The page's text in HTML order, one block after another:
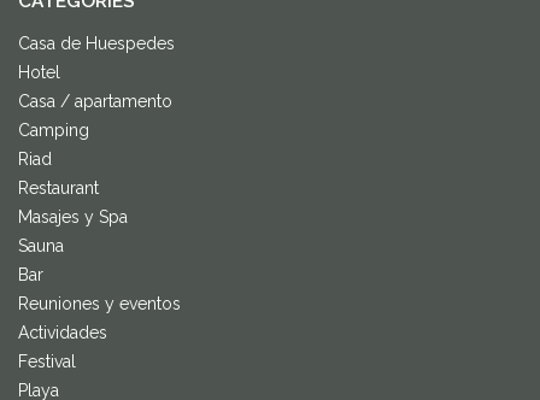
Casa de Huespedes
Hotel
Casa / apartamento
Camping
Riad
Restaurant
Masajes y Spa
Sauna
Bar
Reuniones y eventos
Actividades
Festival
Playa